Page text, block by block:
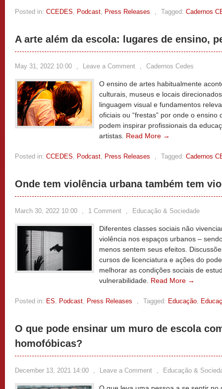
Posted in: CCEDES, Podcast, Press Releases , Tagged: Cadernos
A arte além da escola: lugares de ensino,
May 31, 2022 10:00 , Leave a Comment , Cadernos Cedes
O ensino de artes habitualmente
culturais, museus e locais
linguagem visual e fundamentos
oficiais ou “frestas” por onde o
podem inspirar profissionais da
artistas. Read More →
Posted in: CCEDES, Podcast, Press Releases , Tagged: Cadernos
Onde tem violência urbana também tem
March 30, 2022 10:00 , 1 Comment , Educação & Sociedade
Diferentes classes sociais não
violência nos espaços urbanos –
menos sentem seus efeitos.
cursos de licenciatura e ações do
melhorar as condições sociais de
vulnerabilidade. Read More →
Posted in: ES, Podcast, Press Releases , Tagged: Educação,
O que pode ensinar um muro de escola
homofóbicas?
December 13, 2021 14:00 , Leave a Comment , Educação &